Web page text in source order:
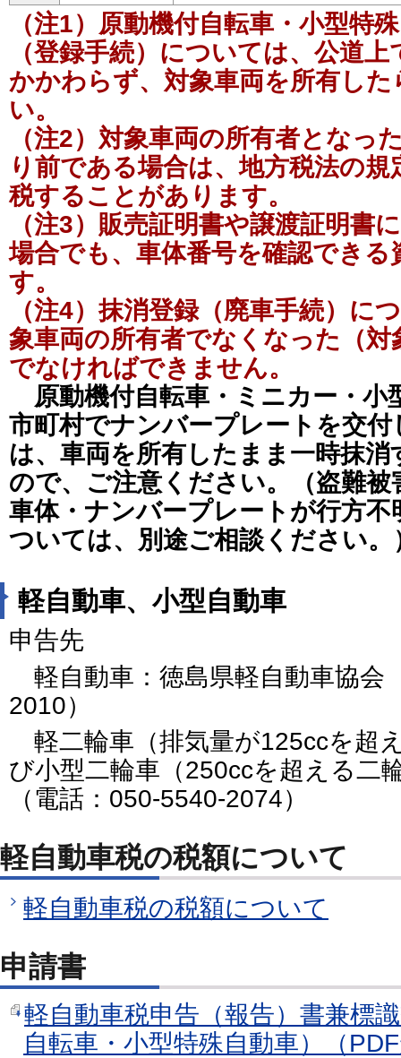
（注1）原動機付自転車・小型特
（登録手続）については、公道
かかわらず、対象車両を所有し
い。
（注2）対象車両の所有者となっ
り前である場合は、地方税法の
税することがあります。
（注3）販売証明書や譲渡証明書
場合でも、車体番号を確認できる
す。
（注4）抹消登録（廃車手続）に
象車両の所有者でなくなった（
でなければできません。
原動機付自転車・ミニカー・小
市町村でナンバープレートを交
は、車両を所有したまま一時抹
ので、ご注意ください。（盗難
車体・ナンバープレートが行方
ついては、別途ご相談ください。
軽自動車、小型自動車
申告先
軽自動車：徳島県軽自動車協会
2010）
軽二輪車（排気量が125ccを超
び小型二輪車（250ccを超える二
（電話：050-5540-2074）
軽自動車税の税額について
軽自動車税の税額について
申請書
軽自動車税申告（報告）書兼標
自転車・小型特殊自動車）（